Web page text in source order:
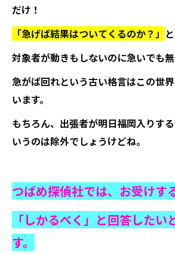
だけ！
「急げば結果はついてくるのか？」
対象者が動きもしないのに急いでも
急がば回れという古い格言はこの世
います。
もちろん、出張者が明日福岡入りす
いうのは除外でしょうけどね。
つばめ探偵社では、お受けす
「しかるべく」と回答したい
す。